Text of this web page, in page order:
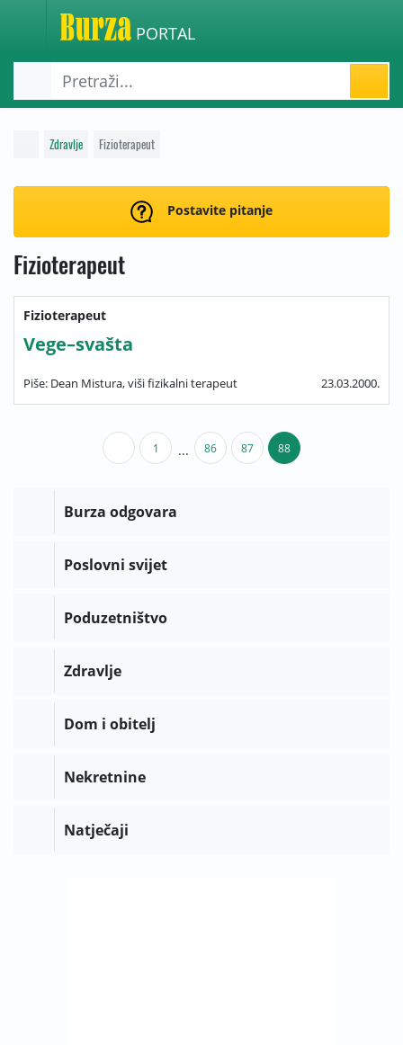
PORTAL
Zdravlje Fizioterapeut
Postavite pitanje
Fizioterapeut
Fizioterapeut
Vege–svašta
Piše: Dean Mistura, viši fizikalni terapeut 23.03.2000.
1 ... 86 87 88
Burza odgovara
Poslovni svijet
Poduzetništvo
Zdravlje
Dom i obitelj
Nekretnine
Natječaji